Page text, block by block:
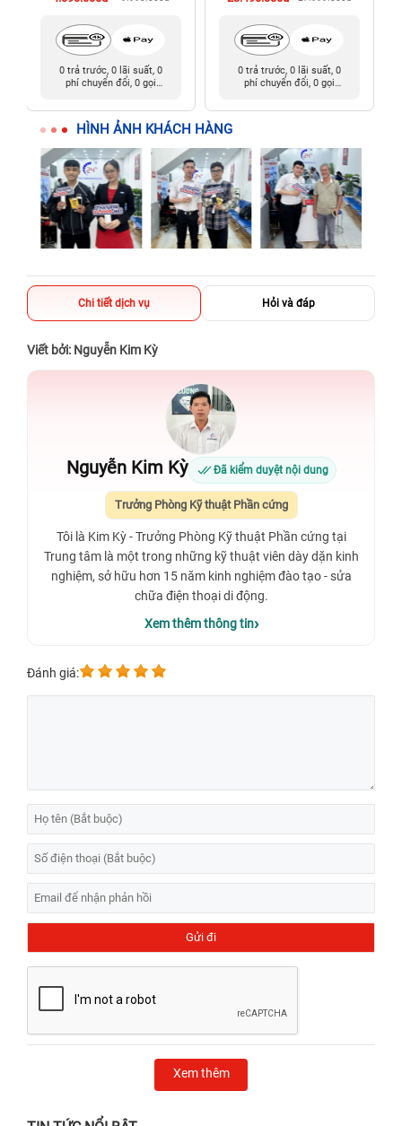
0 trả trước, 0 lãi suất, 0
phí chuyển đổi, 0 gọi
0 trả trước, 0 lãi suất, 0
phí chuyển đổi, 0 gọi
HÌNH ẢNH KHÁCH HÀNG
Chi tiết dịch vụ Hỏi và đáp
Viết bởi: Nguyễn Kim Kỳ
Nguyễn Kim Kỳ Đã kiểm duyệt nội dung
Trưởng Phòng Kỹ thuật Phần cứng
Tôi là Kim Kỳ - Trưởng Phòng Kỹ thuật Phần cứng tại
Trung tâm là một trong những kỹ thuật viên dày dặn kinh
nghiệm, sở hữu hơn 15 năm kinh nghiệm đào tạo - sửa
chữa điện thoại di động.
Xem thêm thông tin
Đánh giá:
Xem thêm